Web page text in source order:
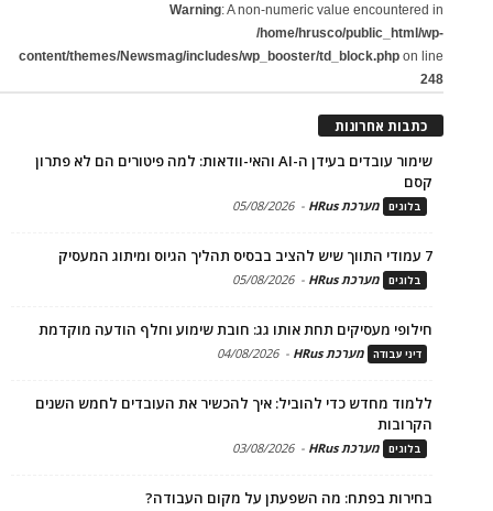
Warning: A non-numeric value encountered in
/home/hrusco/public_html/wp-
content/themes/Newsmag/includes/wp_booster/td_block.php on line
248
כתבות אחרונות
שימור עובדים בעידן ה-AI והאי-וודאות: למה פיטורים הם לא פתרון
קסם
בלוגים מערכת HRus -
05/08/2026
7 עמודי התווך שיש להציב בבסיס תהליך הגיוס ומיתוג המעסיק
בלוגים מערכת HRus -
05/08/2026
חילופי מעסיקים תחת אותו גג: חובת שימוע וחלף הודעה מוקדמת
דיני עבודה מערכת HRus -
04/08/2026
ללמוד מחדש כדי להוביל: איך להכשיר את העובדים לחמש השנים
הקרובות
בלוגים מערכת HRus -
03/08/2026
בחירות בפתח: מה השפעתן על מקום העבודה?